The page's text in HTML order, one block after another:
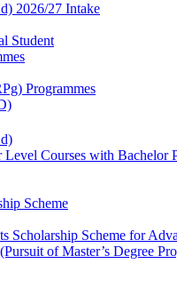
2026/27 Intake
Student
Programmes
Courses with Bachelor
Scheme
Scholarship Scheme for
of Master’s Degree